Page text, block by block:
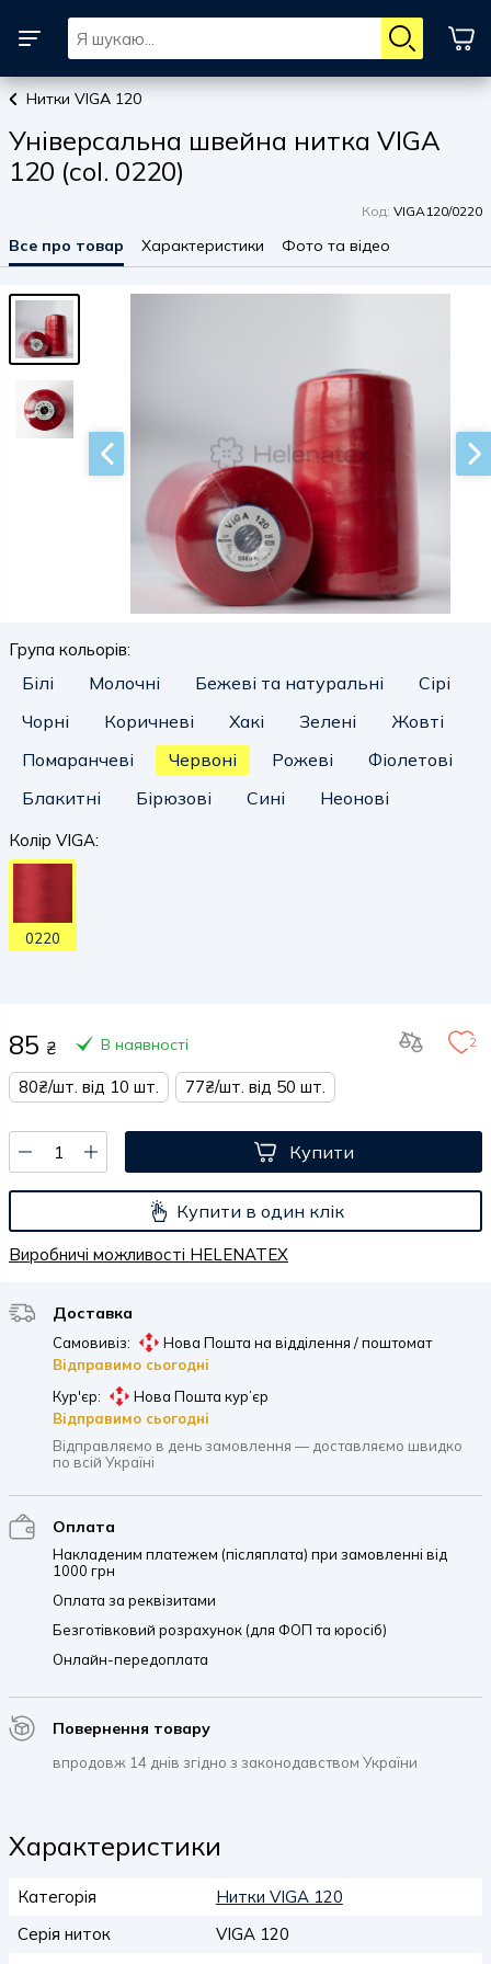
Нитки VIGA 120
Універсальна швейна нитка VIGA
120 (col. 0220)
Код: VIGA120/0220
Все про товар Характеристики Фото та відео
Група кольорів:
Білі Молочні Бежеві та натуральні
Сірі
Чорні
Коричневі Хакі Зелені
Жовті
Помаранчеві
Червоні Рожеві
Фіолетові
Блакитні
Бірюзові Сині Неонові
Колір VIGA:
0220
85 ₴ В наявності 2
80₴/шт. від 10 шт. 77₴/шт. від 50 шт.
Купити
Купити в один клік
Виробничі можливості HELENATEX
Доставка
Самовивіз:
Нова Пошта на відділення / поштомат
Відправимо сьогодні
Кур'єр:
Нова Пошта кур’єр
Відправимо сьогодні
Відправляємо в день замовлення — доставляємо швидко
по всій Україні
Оплата
Накладеним платежем (післяплата) при замовленні від
1000 грн
Оплата за реквізитами
Безготівковий розрахунок (для ФОП та юросіб)
Онлайн-передоплата
Повернення товару
впродовж 14 днів згідно з законодавством України
Характеристики
Категорія
Нитки VIGA 120
Серія ниток
VIGA 120